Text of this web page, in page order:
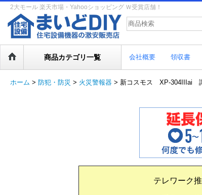
2大モール 楽天市場・Yahooショッピング Ｗ受賞店舗！
商品カテゴリ一覧 会社概要 領収書
ホーム > 防犯・防災 > 火災警報器 > 新コスモス XP-304IIIai
テレワーク